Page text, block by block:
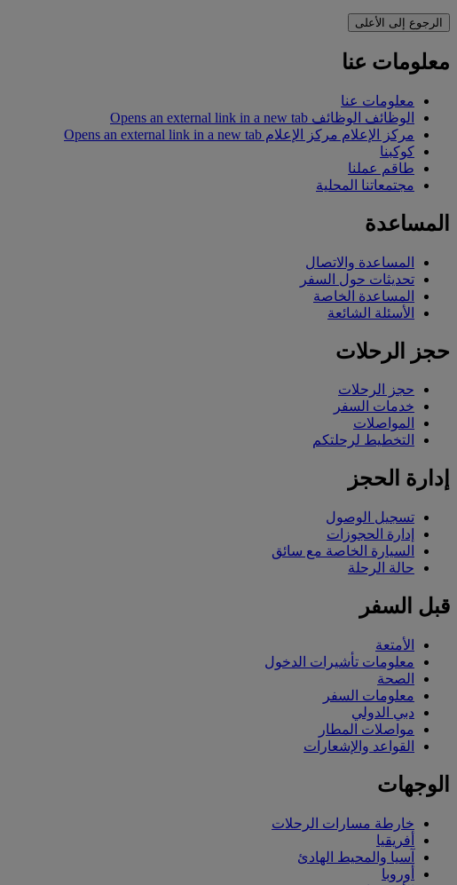
الرجوع إلى الأعلى
معلومات عنا
معلومات عنا
الوظائف الوظائف Opens an external link in a new tab
مركز الإعلام مركز الإعلام Opens an external link in a new tab
كوكبنا
طاقم عملنا
مجتمعاتنا المحلية
المساعدة
المساعدة والاتصال
تحديثات حول السفر
المساعدة الخاصة
الأسئلة الشائعة
حجز الرحلات
حجز الرحلات
خدمات السفر
المواصلات
التخطيط لرحلتكم
إدارة الحجز
تسجيل الوصول
إدارة الحجوزات
السيارة الخاصة مع سائق
حالة الرحلة
قبل السفر
الأمتعة
معلومات تأشيرات الدخول
الصحة
معلومات السفر
دبي الدولي
مواصلات المطار
القواعد والإشعارات
الوجهات
خارطة مسارات الرحلات
أفريقيا
آسيا والمحيط الهادئ
أوروبا